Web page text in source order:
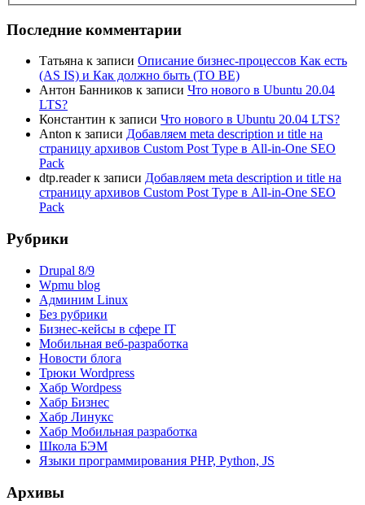
Последние комментарии
Татьяна к записи Описание бизнес-процессов Как есть
(AS IS) и Как должно быть (TO BE)
Антон Банников к записи Что нового в Ubuntu 20.04
LTS?
Константин к записи Что нового в Ubuntu 20.04 LTS?
Anton к записи Добавляем meta description и title на
страницу архивов Custom Post Type в All-in-One SEO
Pack
dtp.readerк записи Добавляем meta description и title на
страницу архивов Custom Post Type в All-in-One SEO
Pack
Рубрики
Drupal 8/9
Wpmu blog
Админим Linux
Без рубрики
Бизнес-кейсы в сфере IT
Мобильная веб-разработка
Новости блога
Трюки Wordpress
Хабр Wordpess
Хабр Бизнес
Хабр Линукс
Хабр Мобильная разработка
Школа БЭМ
Языки программирования PHP, Python, JS
Архивы